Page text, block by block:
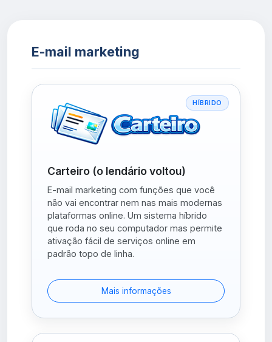
E-mail marketing
HÍBRIDO
Carteiro (o lendário voltou)
E-mail marketing com funções que você
não vai encontrar nem nas mais modernas
plataformas online. Um sistema híbrido
que roda no seu computador mas permite
ativação fácil de serviços online em
padrão topo de linha.
Mais informações